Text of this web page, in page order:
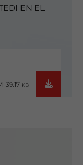
EN EL
39.17 KB